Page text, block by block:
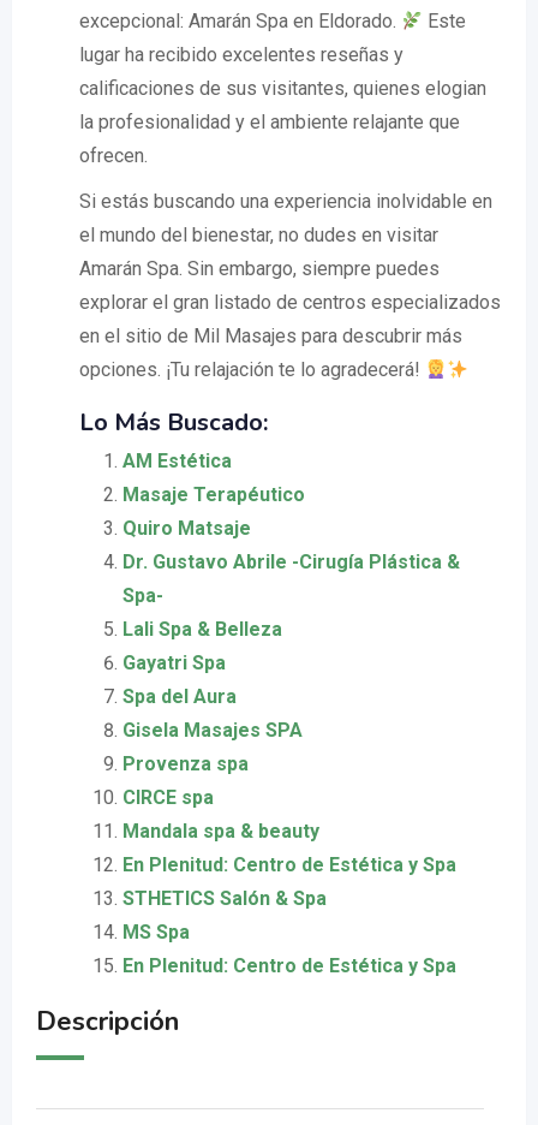
excepcional: Amarán Spa en Eldorado.
Este
lugar ha recibido excelentes reseñas y
calificaciones de sus visitantes, quienes elogian
la profesionalidad y el ambiente relajante que
ofrecen.
Si estás buscando una experiencia inolvidable en
el mundo del bienestar, no dudes en visitar
Amarán Spa. Sin embargo, siempre puedes
explorar el gran listado de centros especializados
en el sitio de Mil Masajes para descubrir más
opciones. ¡Tu relajación te lo agradecerá!
Lo Más Buscado:
AM Estética
Masaje Terapéutico
Quiro Matsaje
Dr. Gustavo Abrile -Cirugía Plástica &
Spa-
Lali Spa & Belleza
Gayatri Spa
Spa del Aura
Gisela Masajes SPA
Provenza spa
CIRCE spa
Mandala spa & beauty
En Plenitud: Centro de Estética y Spa
STHETICS Salón & Spa
MS Spa
En Plenitud: Centro de Estética y Spa
Descripción